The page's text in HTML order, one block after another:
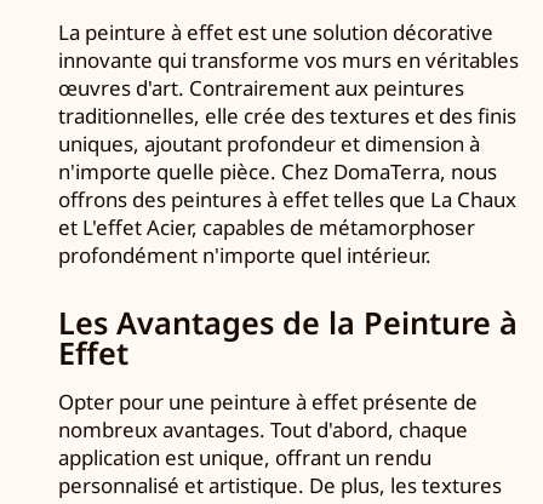
La peinture à effet est une solution décorative
innovante qui transforme vos murs en véritables
œuvres d'art. Contrairement aux peintures
traditionnelles, elle crée des textures et des finis
uniques, ajoutant profondeur et dimension à
n'importe quelle pièce. Chez DomaTerra, nous
offrons des peintures à effet telles que La Chaux
et L'effet Acier, capables de métamorphoser
profondément n'importe quel intérieur.
Les Avantages de la Peinture à
Effet
Opter pour une peinture à effet présente de
nombreux avantages. Tout d'abord, chaque
application est unique, offrant un rendu
personnalisé et artistique. De plus, les textures